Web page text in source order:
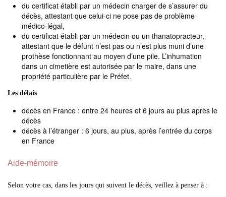
du certificat établi par un médecin charger de s’assurer du
décès, attestant que celui-ci ne pose pas de problème
médico-légal,
du certificat établi par un médecin ou un thanatopracteur,
attestant que le défunt n’est pas ou n’est plus muni d’une
prothèse fonctionnant au moyen d’une pile. L’inhumation
dans un cimetière est autorisée par le maire, dans une
propriété particulière par le Préfet.
Les délais
décès en France : entre 24 heures et 6 jours au plus après le
décès
décès à l’étranger : 6 jours, au plus, après l’entrée du corps
en France
Aide-mémoire
Selon votre cas, dans les jours qui suivent le décès, veillez à penser à :